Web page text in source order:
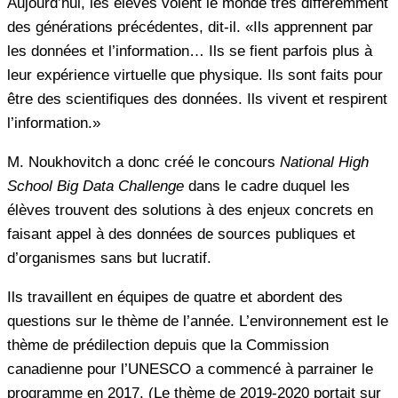
des générations précédentes, dit-il. «Ils apprennent par
les données et l’information… Ils se fient parfois plus à
leur expérience virtuelle que physique. Ils sont faits pour
être des scientifiques des données. Ils vivent et respirent
l’information.»
M. Noukhovitch a donc créé le concours National High
School Big Data Challenge dans le cadre duquel les
élèves trouvent des solutions à des enjeux concrets en
faisant appel à des données de sources publiques et
d’organismes sans but lucratif.
Ils travaillent en équipes de quatre et abordent des
questions sur le thème de l’année. L’environnement est le
thème de prédilection depuis que la Commission
canadienne pour l’UNESCO a commencé à parrainer le
programme en 2017. (Le thème de 2019-2020 portait sur